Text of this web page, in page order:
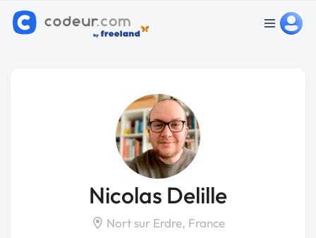
Nicolas Delille
Nort sur Erdre, France